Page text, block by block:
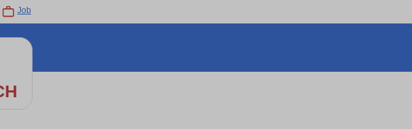
Job